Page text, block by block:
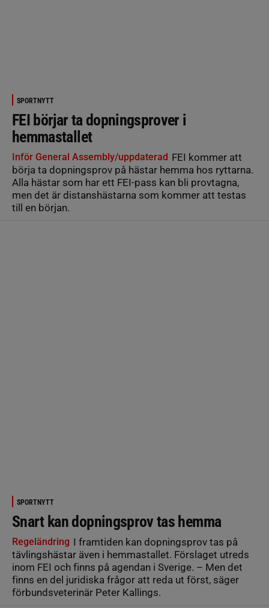
SPORTNYTT
FEI börjar ta dopningsprover i
hemmastallet
Inför General Assembly/uppdaterad FEI kommer att
börja ta dopningsprov på hästar hemma hos ryttarna.
Alla hästar som har ett FEI-pass kan bli provtagna,
men det är distanshästarna som kommer att testas
till en början.
SPORTNYTT
Snart kan dopningsprov tas hemma
Regeländring I framtiden kan dopningsprov tas på
tävlingshästar även i hemmastallet. Förslaget utreds
inom FEI och finns på agendan i Sverige. – Men det
finns en del juridiska frågor att reda ut först, säger
förbundsveterinär Peter Kallings.